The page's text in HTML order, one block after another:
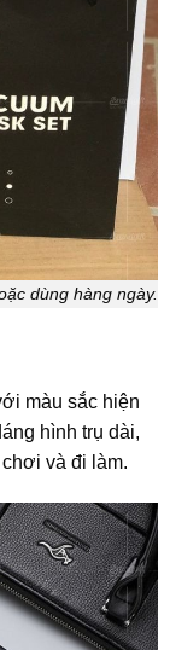
dùng hàng ngày.
màu sắc hiện
hình trụ dài,
và đi làm.